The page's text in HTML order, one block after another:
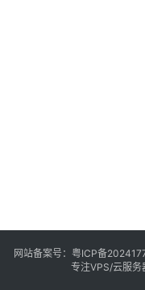
网站备案号： 粤ICP备
专注VPS/云服务